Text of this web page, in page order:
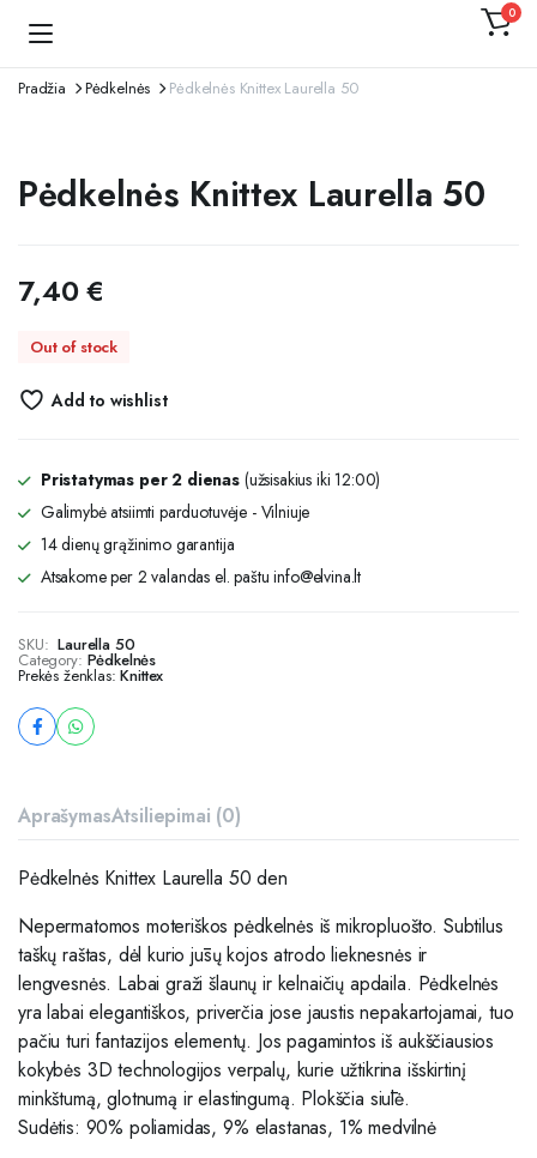
0
Pradžia Pėdkelnės Pėdkelnės Knittex Laurella 50
Pėdkelnės Knittex Laurella 50
7,40€
Out of stock
Add to wishlist
Pristatymas per 2 dienas (užsisakius iki 12:00)
Galimybė atsiimti parduotuvėje - Vilniuje
14 dienų grąžinimo garantija
Atsakome per 2 valandas el. paštu info@elvina.lt
SKU: Laurella 50
Category: Pėdkelnės
Prekės ženklas:Knittex
AprašymasAtsiliepimai (0)
Pėdkelnės Knittex Laurella 50 den
Nepermatomos moteriškos pėdkelnės iš mikropluošto. Subtilus
taškų raštas, dėl kurio jūsų kojos atrodo lieknesnės ir
lengvesnės. Labai graži šlaunų ir kelnaičių apdaila. Pėdkelnės
yra labai elegantiškos, priverčia jose jaustis nepakartojamai, tuo
pačiu turi fantazijos elementų. Jos pagamintos iš aukščiausios
kokybės 3D technologijos verpalų, kurie užtikrina išskirtinį
minkštumą, glotnumą ir elastingumą. Plokščia siūlė.
Sudėtis: 90% poliamidas, 9% elastanas, 1% medvilnė